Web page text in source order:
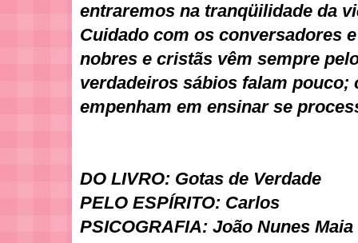
entraremos na tranqüilidade da
Cuidado com os conversadores
nobres e cristãs vêm sempre
verdadeiros sábios falam pouco;
empenham em ensinar se
DO LIVRO: Gotas de Verdade
PELO ESPÍRITO: Carlos
PSICOGRAFIA: João Nunes Maia